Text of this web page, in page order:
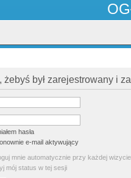
był zarejestrowany i
hasła
e-mail aktywujący
mnie automatycznie przy każdej wizycie
mój status w tej sesji